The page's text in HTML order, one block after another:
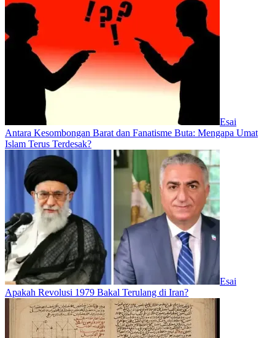
Esai
Antara Kesombongan Barat dan Fanatisme Buta: Mengapa Umat
Islam Terus Terdesak?
Esai
Apakah Revolusi 1979 Bakal Terulang di Iran?